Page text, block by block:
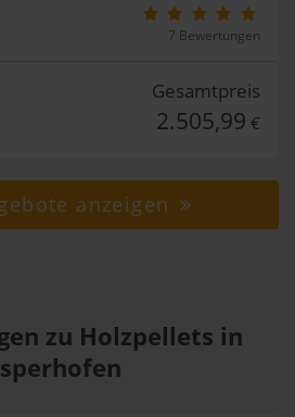
7 Bewertungen
Gesamtpreis
2.505,99 €
anzeigen
zu Holzpellets in